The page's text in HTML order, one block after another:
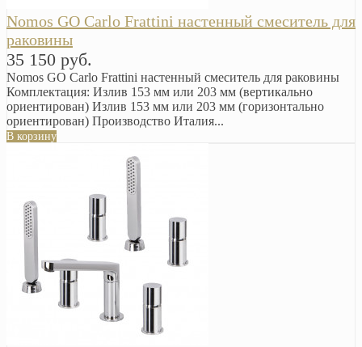
Nomos GO Carlo Frattini настенный смеситель для
раковины
35 150 руб.
Nomos GO Carlo Frattini настенный смеситель для раковины
Комплектация: Излив 153 мм или 203 мм (вертикально
ориентирован) Излив 153 мм или 203 мм (горизонтально
ориентирован) Производство Италия...
В корзину